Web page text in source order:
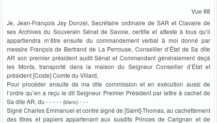
Vue 88
Je, Jean-François Jay Donzel, Secrétaire ordinaire de SAR et Clavaire de
ses Archives du Souverain Sénat de Savoie, certifie et atteste à tous qu’il
appartiendra m’être ensuite du commandement verbal à moi donné par
messire François de Bertrand de La Perrouse, Conseiller d’État de Sa dite
AR son premier président audit Sénat et Commandant généralement deçà
les Monts, transporté dans la maison du Seigneur Conseiller d’État et
président [Coste] Comte du Villard,
Pour procéder ensuite de ma dite commission et en exécution aussi de
l’ordre qu’en a reçu le dit Seigneur Premier Président par lettre à cachet de
Sa dite AR, du - - - - - (blanc) - - -
Signé Charles Emmanuel et contre signé de [Saint]-Thomas, au cachettement
des titres et papiers appartenant aux susdits Princes de Carignan et de